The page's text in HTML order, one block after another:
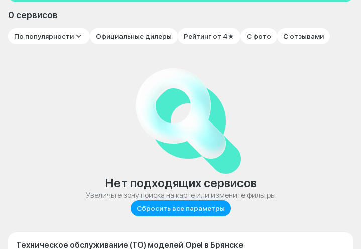
0 сервисов
По популярности Официальные дилеры Рейтинг от 4★ С фото С отзывами
Нет подходящих сервисов
Увеличьте зону поиска на карте или измените фильтры
Сбросить все параметры
Техническое обслуживание (ТО) моделей Opel в Брянске